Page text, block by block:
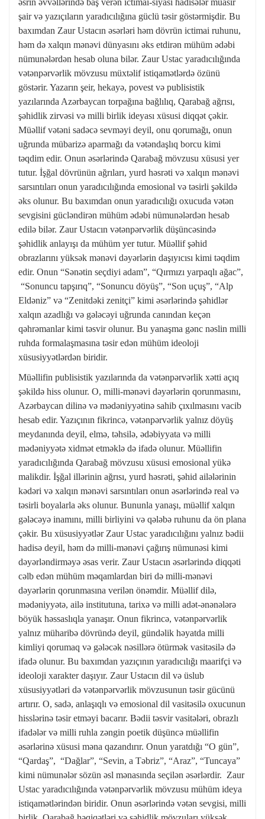
əsrin əvvəllərində baş verən ictimai-siyasi hadisələr müasir
şair və yazıçıların yaradıcılığına güclü təsir göstərmişdir. Bu
baxımdan Zaur Ustacın əsərləri həm dövrün ictimai ruhunu,
həm də xalqın mənəvi dünyasını əks etdirən mühüm ədəbi
nümunələrdən hesab oluna bilər. Zaur Ustac yaradıcılığında
vətənpərvərlik mövzusu müxtəlif istiqamətlərdə özünü
göstərir. Yazarın şeir, hekayə, povest və publisistik
yazılarında Azərbaycan torpağına bağlılıq, Qarabağ ağrısı,
şəhidlik zirvəsi və milli birlik ideyası xüsusi diqqət çəkir.
Müəllif vətəni sadəcə sevməyi deyil, onu qorumağı, onun
uğrunda mübarizə aparmağı da vətəndaşlıq borcu kimi
təqdim edir. Onun əsərlərində Qarabağ mövzusu xüsusi yer
tutur. İşğal dövrünün ağrıları, yurd həsrəti və xalqın mənəvi
sarsıntıları onun yaradıcılığında emosional və təsirli şəkildə
əks olunur. Bu baxımdan onun yaradıcılığı oxucuda vətən
sevgisini gücləndirən mühüm ədəbi nümunələrdən hesab
edilə bilər. Zaur Ustacın vətənpərvərlik düşüncəsində
şəhidlik anlayışı da mühüm yer tutur. Müəllif şəhid
obrazlarını yüksək mənəvi dəyərlərin daşıyıcısı kimi təqdim
edir. Onun “Sənətin seçdiyi adam”, “Qırmızı yarpaqlı ağac”,
“Sonuncu tapşırıq”, “Sonuncu döyüş”, “Son uçuş”, “Alp
Eldəniz” və “Zenitdəki zenitçi” kimi əsərlərində şəhidlər
xalqın azadlığı və gələcəyi uğrunda canından keçən
qəhrəmanlar kimi təsvir olunur. Bu yanaşma gənc nəslin milli
ruhda formalaşmasına təsir edən mühüm ideoloji
xüsusiyyətlərdən biridir.
Müəllifin publisistik yazılarında da vətənpərvərlik xətti açıq
şəkildə hiss olunur. O, milli-mənəvi dəyərlərin qorunmasını,
Azərbaycan dilinə və mədəniyyətinə sahib çıxılmasını vacib
hesab edir. Yazıçının fikrincə, vətənpərvərlik yalnız döyüş
meydanında deyil, elmə, təhsilə, ədəbiyyata və milli
mədəniyyətə xidmət etməklə də ifadə olunur. Müəllifin
yaradıcılığında Qarabağ mövzusu xüsusi emosional yükə
malikdir. İşğal illərinin ağrısı, yurd həsrəti, şəhid ailələrinin
kədəri və xalqın mənəvi sarsıntıları onun əsərlərində real və
təsirli boyalarla əks olunur. Bununla yanaşı, müəllif xalqın
gələcəyə inamını, milli birliyini və qələbə ruhunu da ön plana
çəkir. Bu xüsusiyyətlər Zaur Ustac yaradıcılığını yalnız bədii
hadisə deyil, həm də milli-mənəvi çağırış nümunəsi kimi
dəyərləndirməyə əsas verir. Zaur Ustacın əsərlərində diqqəti
cəlb edən mühüm məqamlardan biri də milli-mənəvi
dəyərlərin qorunmasına verilən önəmdir. Müəllif dilə,
mədəniyyətə, ailə institutuna, tarixə və milli adət-ənənələrə
böyük həssaslıqla yanaşır. Onun fikrincə, vətənpərvərlik
yalnız müharibə dövründə deyil, gündəlik həyatda milli
kimliyi qorumaq və gələcək nəsillərə ötürmək vasitəsilə də
ifadə olunur. Bu baxımdan yazıçının yaradıcılığı maarifçi və
ideoloji xarakter daşıyır. Zaur Ustacın dil və üslub
xüsusiyyətləri də vətənpərvərlik mövzusunun təsir gücünü
artırır. O, sadə, anlaşıqlı və emosional dil vasitəsilə oxucunun
hisslərinə təsir etməyi bacarır. Bədii təsvir vasitələri, obrazlı
ifadələr və milli ruhla zəngin poetik düşüncə müəllifin
əsərlərinə xüsusi məna qazandırır. Onun yaratdığı “O gün”,
“Qardaş”, “Dağlar”, “Sevin, a Təbriz”, “Araz”, “Tuncaya”
kimi nümunələr sözün əsl mənasında seçilən əsərlərdir. Zaur
Ustac yaradıcılığında vətənpərvərlik mövzusu mühüm ideya
istiqamətlərindən biridir. Onun əsərlərində vətən sevgisi, milli